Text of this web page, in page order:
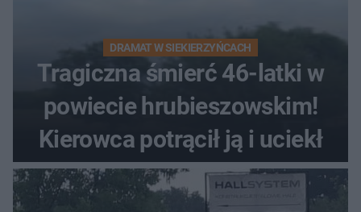
DRAMAT W SIEKIERZYŃCACH
Tragiczna śmierć 46-latki w
powiecie hrubieszowskim!
Kierowca potrącił ją i uciekł